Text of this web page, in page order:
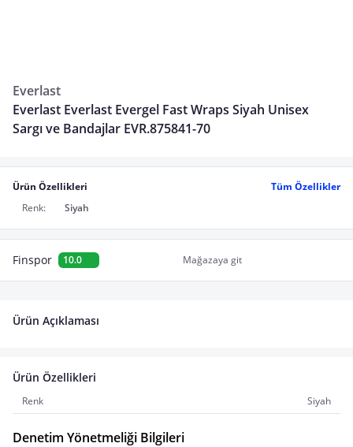
Everlast
Everlast Everlast Evergel Fast Wraps Siyah Unisex
Sargı ve Bandajlar EVR.875841-70
Ürün Özellikleri
Tüm Özellikler
Renk:
Siyah
Finspor 10.0 Mağazaya git
Ürün Açıklaması
Ürün Özellikleri
Renk Siyah
Denetim Yönetmeliği Bilgileri